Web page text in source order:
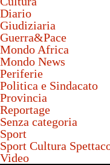
Diario
Giudiziaria
Guerra&Pace
Mondo Africa
Mondo News
Periferie
Politica e Sindacato
Provincia
Reportage
Senza categoria
Sport
Sport Cultura
Video